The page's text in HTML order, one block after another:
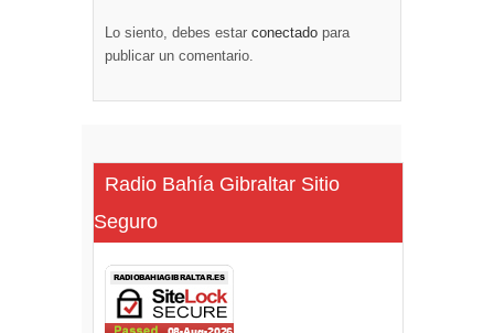
Lo siento, debes estar conectado para
publicar un comentario.
Radio Bahía Gibraltar Sitio
Seguro